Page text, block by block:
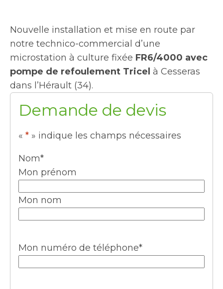
Nouvelle installation et mise en route par
notre technico-commercial d’une
microstation à culture fixée FR6/4000 avec
pompe de refoulement Tricel à Cesseras
dans l’Hérault (34).
Demande de devis
« * » indique les champs nécessaires
Nom*
Mon prénom
Mon nom
Mon numéro de téléphone*